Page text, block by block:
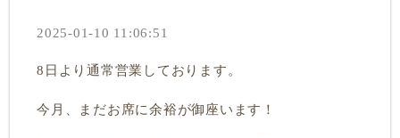
2025-01-10 11:06:51
8日より通常営業しております。
今月、まだお席に余裕が御座います！